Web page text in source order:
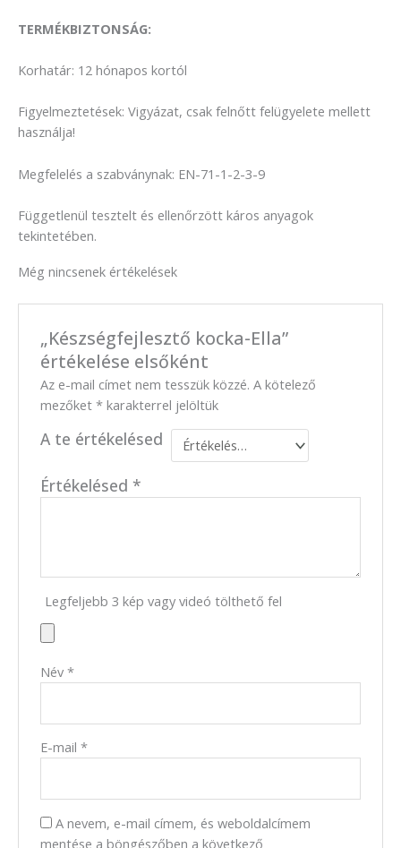
TERMÉKBIZTONSÁG:
Korhatár: 12 hónapos kortól
Figyelmeztetések: Vigyázat, csak felnőtt felügyelete mellett
használja!
Megfelelés a szabványnak: EN-71-1-2-3-9
Függetlenül tesztelt és ellenőrzött káros anyagok
tekintetében.
Még nincsenek értékelések
„Készségfejlesztő kocka-Ella”
értékelése elsőként
Az e-mail címet nem tesszük közzé. A kötelező
mezőket* karakterrel jelöltük
A te értékelésed
Értékelésed*
Legfeljebb 3 kép vagy videó tölthető fel
Név*
E-mail*
A nevem, e-mail címem, és weboldalcímem
mentése a böngészőben a következő